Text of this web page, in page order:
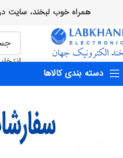
همراه خوب لبخند، سایت در حال به روز
دسته بندی کالاها